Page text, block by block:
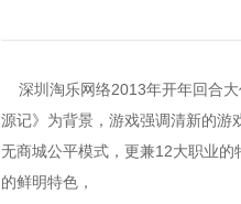
深圳淘乐网络2013年开年回合大
源记》为背景，游戏强调清新的游
无商城公平模式，更兼12大职业的
的鲜明特色，